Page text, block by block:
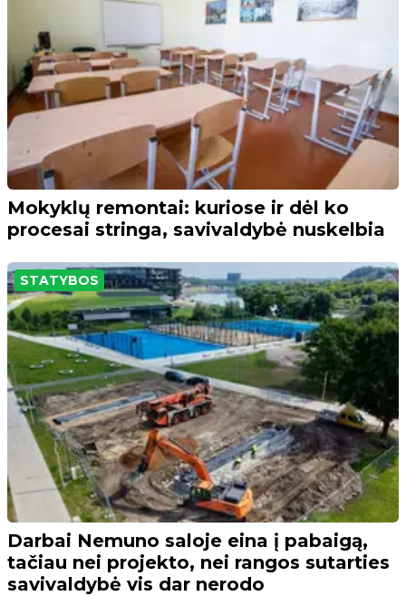
Mokyklų remontai: kuriose ir dėl ko
procesai stringa, savivaldybė nuskelbia
STATYBOS
Darbai Nemuno saloje eina į pabaigą,
tačiau nei projekto, nei rangos sutarties
savivaldybė vis dar nerodo